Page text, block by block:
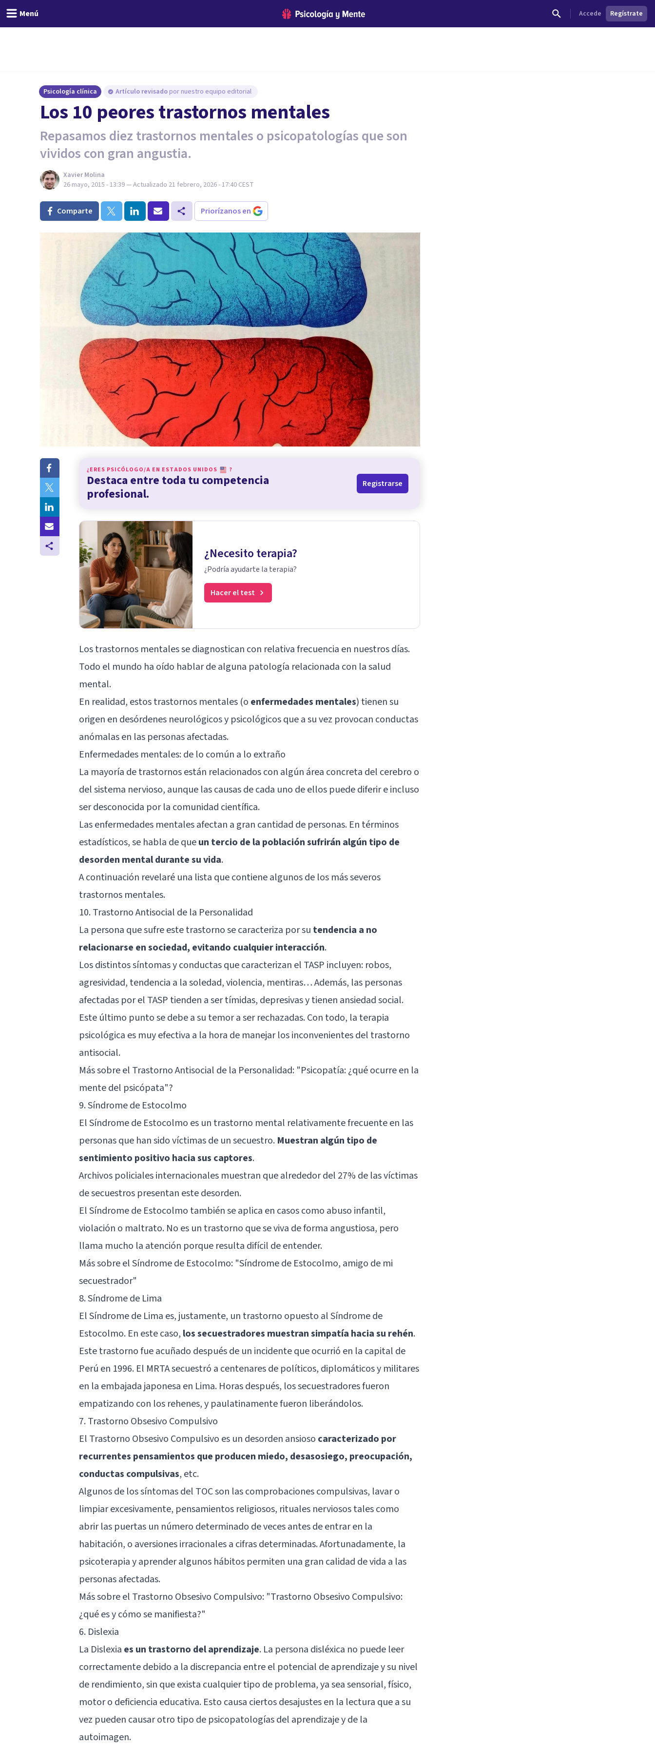
Menú Accede Regístrate
Psicología clínica Artículo revisado por nuestro equipo editorial
Los 10 peores trastornos mentales
Repasamos diez trastornos mentales o psicopatologías que son
vividos con gran angustia.
Xavier Molina
26 mayo, 2015 - 13:39— Actualizado 21 febrero, 2026 - 17:40 CEST
Comparte Priorízanos en
¿ERES PSICÓLOGO/A EN ESTADOS UNIDOS ?
Destaca entre toda tu competencia
profesional.
Registrarse
¿Necesito terapia?
¿Podría ayudarte la terapia?
Hacer el test
Lostrastornos mentalesse diagnostican con relativa frecuencia en nuestros días.
Todo el mundo ha oído hablar de alguna patología relacionada con la salud
mental.
En realidad, estos trastornos mentales (o enfermedades mentales) tienen su
origen en desórdenes neurológicos y psicológicos que a su vez provocan conductas
anómalas en las personas afectadas.
Enfermedades mentales: de lo común a lo extraño
La mayoría de trastornos están relacionados con algún área concreta del cerebro o
del sistema nervioso, aunque las causas de cada uno de ellos puede diferir e incluso
ser desconocida por la comunidad científica.
Las enfermedades mentales afectan a gran cantidad de personas. En términos
estadísticos, se habla de queun tercio de la población sufrirán algún tipo de
desorden mental durante su vida.
A continuación revelaré una lista que contiene algunos de los más severos
trastornos mentales.
10. Trastorno Antisocial de la Personalidad
La persona que sufre este trastorno se caracteriza por su tendencia a no
relacionarse en sociedad, evitando cualquier interacción.
Los distintos síntomas y conductas que caracterizan el TASP incluyen: robos,
agresividad, tendencia a la soledad, violencia, mentiras… Además, las personas
afectadas por el TASP tienden a ser tímidas, depresivas y tienen ansiedad social.
Este último punto se debe a su temor a ser rechazadas. Con todo, la terapia
psicológica es muy efectiva a la hora de manejar los inconvenientes del trastorno
antisocial.
Más sobre el Trastorno Antisocial de la Personalidad: "Psicopatía: ¿qué ocurre en la
mente del psicópata"?
9. Síndrome de Estocolmo
El Síndrome de Estocolmo es un trastorno mental relativamente frecuente en las
personas que han sido víctimas de un secuestro. Muestran algún tipo de
sentimiento positivo hacia sus captores.
Archivos policiales internacionales muestran que alrededor del 27% de las víctimas
de secuestros presentan este desorden.
El Síndrome de Estocolmo también se aplica en casos como abuso infantil,
violación o maltrato. No es un trastorno que se viva de forma angustiosa, pero
llama mucho la atención porque resulta difícil de entender.
Más sobre el Síndrome de Estocolmo: "Síndrome de Estocolmo, amigo de mi
secuestrador"
8. Síndrome de Lima
El Síndrome de Lima es, justamente, un trastorno opuesto al Síndrome de
Estocolmo. En este caso, los secuestradores muestran simpatía hacia su rehén.
Este trastorno fue acuñado después de un incidente que ocurrió en la capital de
Perú en 1996. El MRTA secuestró a centenares de políticos, diplomáticos y militares
en la embajada japonesa en Lima. Horas después, los secuestradores fueron
empatizando con los rehenes, y paulatinamente fueron liberándolos.
7. Trastorno Obsesivo Compulsivo
El Trastorno Obsesivo Compulsivo es un desorden ansioso caracterizado por
recurrentes pensamientos que producen miedo, desasosiego, preocupación,
conductas compulsivas, etc.
Algunos de los síntomas del TOC son las comprobaciones compulsivas, lavar o
limpiar excesivamente, pensamientos religiosos, rituales nerviosos tales como
abrir las puertas un número determinado de veces antes de entrar en la
habitación, o aversiones irracionales a cifras determinadas. Afortunadamente, la
psicoterapia y aprender algunos hábitos permiten una gran calidad de vida a las
personas afectadas.
Más sobre el Trastorno Obsesivo Compulsivo: "Trastorno Obsesivo Compulsivo:
¿qué es y cómo se manifiesta?"
6. Dislexia
La Dislexia es un trastorno del aprendizaje. La persona disléxica no puede leer
correctamente debido a la discrepancia entre el potencial de aprendizaje y su nivel
de rendimiento, sin que exista cualquier tipo de problema, ya sea sensorial, físico,
motor o deficiencia educativa. Esto causa ciertos desajustes en la lectura que a su
vez pueden causar otro tipo de psicopatologías del aprendizaje y de la
autoimagen.